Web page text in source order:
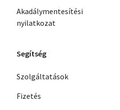
Akadálymentesítési
nyilatkozat
Segítség
Szolgáltatások
Fizetés